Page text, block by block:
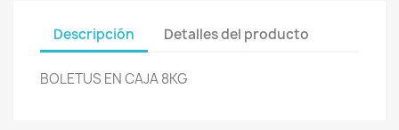
Descripción Detalles del producto
BOLETUS EN CAJA 8KG